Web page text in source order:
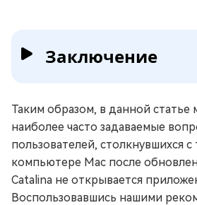
Заключение
Таким образом, в данной статье
наиболее часто задаваемые
пользователей, столкнувшихся с
компьютере Mac после
Catalina не открывается
Воспользовавшись нашими